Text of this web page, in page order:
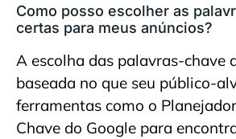
Como posso escolher as
certas para meus anúncios?
A escolha das palavras-chave
baseada no que seu público-
ferramentas como o
Chave do Google para